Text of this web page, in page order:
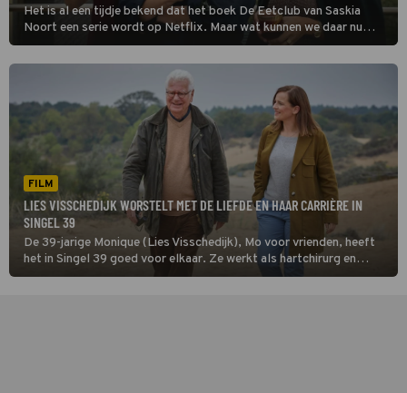
Het is al een tijdje bekend dat het boek De Eetclub van Saskia
Noort een serie wordt op Netflix. Maar wat kunnen we daar nu
precies van verwachten?
FILM
LIES VISSCHEDIJK WORSTELT MET DE LIEFDE EN HAAR CARRIÈRE IN
SINGEL 39
De 39-jarige Monique (Lies Visschedijk), Mo voor vrienden, heeft
het in Singel 39 goed voor elkaar. Ze werkt als hartchirurg en
woont in een mooi pand aan de Singel in Den Haag.